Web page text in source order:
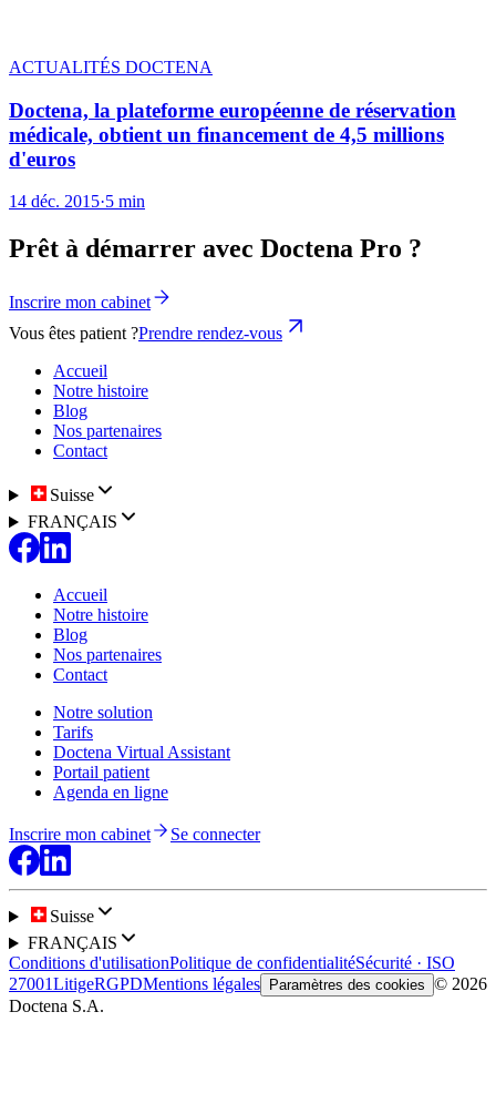
ACTUALITÉS DOCTENA
Doctena, la plateforme européenne de réservation
médicale, obtient un financement de 4,5 millions
d'euros
14 déc. 2015·5 min
Prêt à démarrer avec Doctena Pro ?
Inscrire mon cabinet
Vous êtes patient ?Prendre rendez-vous
Accueil
Notre histoire
Blog
Nos partenaires
Contact
Suisse
FRANÇAIS
Accueil
Notre histoire
Blog
Nos partenaires
Contact
Notre solution
Tarifs
Doctena Virtual Assistant
Portail patient
Agenda en ligne
Inscrire mon cabinet Se connecter
Suisse
FRANÇAIS
Conditions d'utilisationPolitique de confidentialitéSécurité · ISO
27001LitigeRGPDMentions légales Paramètres des cookies © 2026
Doctena S.A.